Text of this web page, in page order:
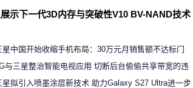
示下一代3D内存与突破性V10 BV-NAND技术
星中国开始收缩手机布局：30万元月销售额不达标门
逐步清退
与三星整治智能电视应用 切断后台偷偷共享带宽的违
星拟引入喷墨涂层新技术 助力Galaxy S27 Ultra进一步